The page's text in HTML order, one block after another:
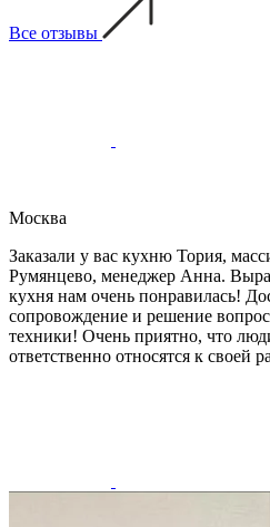
Все отзывы
Москва
Заказали у вас кухню Тория,
Румянцево, менеджер Анна.
кухня нам очень понравилась!
сопровождение и решение
техники! Очень приятно, что
ответственно относятся к своей